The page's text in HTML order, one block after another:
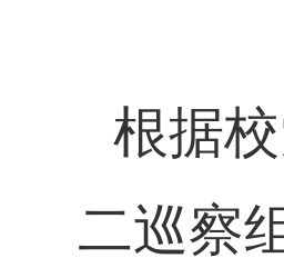
根据
二巡察